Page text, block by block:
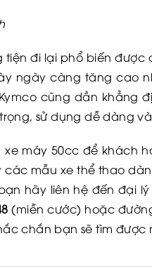
đi lại phổ biến
ngày càng tăng cao
cũng dần khẳng
sử dụng dễ dàng
xe máy 50cc để khách
mẫu xe thể thao
hãy liên hệ đến đại
(miễn cước) hoặc
chắn bạn sẽ tìm được